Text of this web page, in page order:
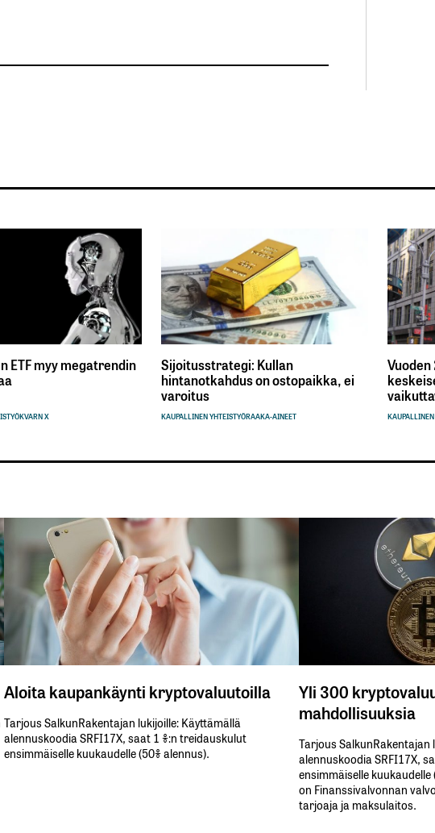
ETF myy megatrendin
KVARN X
Sijoitusstrategi: Kullan
hintanotkahdus on ostopaikka, ei
varoitus
KAUPALLINEN YHTEISTYÖRAAKA-AINEET
Aloita kaupankäynti kryptovaluutoilla
Tarjous SalkunRakentajan lukijoille: Käyttämällä​ ​
alennuskoodia​ ​SRFI17X,​ ​saat​ ​1 %:n treidauskulut​ ​
ensimmäiselle​ ​kuukaudelle​ ​(50%​ ​alennus).
Yli 300
mahdollisuuksia
Tarjous SalkunRakentajan
alennuskoodia​ ​SRFI17X,​
ensimmäiselle​ ​kuukaudelle​
on Finanssivalvonnan
tarjoaja ja maksulaitos.